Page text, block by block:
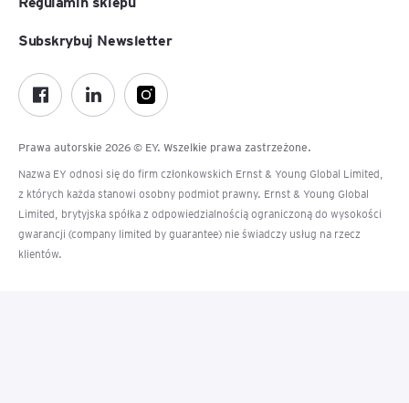
Prawa autorskie 2026 © EY. Wszelkie prawa zastrzeżone.
Nazwa EY odnosi się do firm członkowskich Ernst & Young Global Limited,
z których każda stanowi osobny podmiot prawny. Ernst & Young Global
Limited, brytyjska spółka z odpowiedzialnością ograniczoną do wysokości
gwarancji (company limited by guarantee) nie świadczy usług na rzecz
klientów.
Subskrybuj Newsletter